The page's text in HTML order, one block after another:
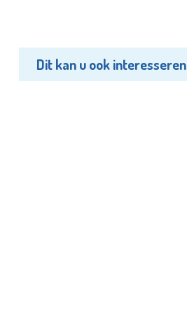
Dit kan u ook interesseren